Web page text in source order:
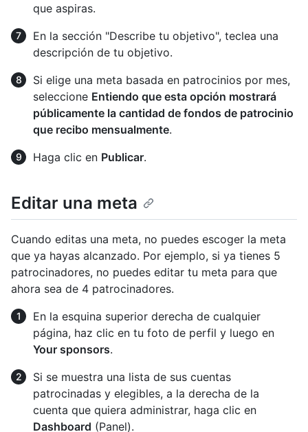
que aspiras.
En la sección "Describe tu objetivo", teclea una
descripción de tu objetivo.
Si elige una meta basada en patrocinios por mes,
seleccione Entiendo que esta opción mostrará
públicamente la cantidad de fondos de patrocinio
que recibo mensualmente.
Haga clic en Publicar.
Editar una meta
Cuando editas una meta, no puedes escoger la meta
que ya hayas alcanzado. Por ejemplo, si ya tienes 5
patrocinadores, no puedes editar tu meta para que
ahora sea de 4 patrocinadores.
En la esquina superior derecha de cualquier
página, haz clic en tu foto de perfil y luego en
Your sponsors.
Si se muestra una lista de sus cuentas
patrocinadas y elegibles, a la derecha de la
cuenta que quiera administrar, haga clic en
Dashboard (Panel).